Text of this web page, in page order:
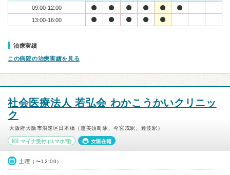
09:00-12:00
13:00-16:00
治療実績
この病院の治療実績を見る
社会医療法人 若弘会 わかこうかいクリニッ
ク
大阪府大阪市浪速区日本橋（恵美須町駅、今宮戎駅、難波駅）
マイナ受付 (スマホ可) 女医在籍
土曜（〜12:00）